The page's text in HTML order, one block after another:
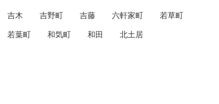
吉木
吉野町 吉藤 六軒家町
若草町
若葉町
和気町 和田 北土居